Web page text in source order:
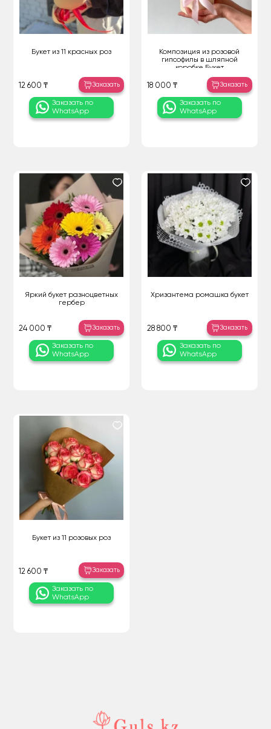
Букет из 11 красных роз
12 600 ₸ Заказать
Заказать по
WhatsApp
Композиция из розовой
гипсофилы в шляпной
коробке Букет
18 000 ₸ Заказать
Заказать по
WhatsApp
Яркий букет разноцветных
гербер
24 000 ₸ Заказать
Заказать по
WhatsApp
Хризантема ромашка букет
28 800 ₸ Заказать
Заказать по
WhatsApp
Букет из 11 розовых роз
12 600 ₸ Заказать
Заказать по
WhatsApp